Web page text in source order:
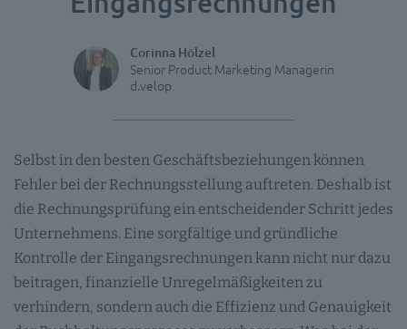
Corinna Hölzel
Senior Product Marketing Managerin
d.velop
Selbst in den besten Geschäftsbeziehungen können
Fehler bei der Rechnungsstellung auftreten. Deshalb ist
die Rechnungsprüfung ein entscheidender Schritt jedes
Unternehmens. Eine sorgfältige und gründliche
Kontrolle der Eingangsrechnungen kann nicht nur dazu
beitragen, finanzielle Unregelmäßigkeiten zu
verhindern, sondern auch die Effizienz und Genauigkeit